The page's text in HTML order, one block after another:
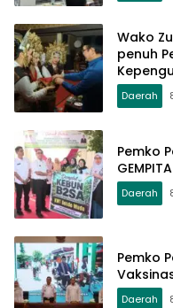
Wako
penuh
Daerah
Pemko
Daerah
Pemko
Daerah